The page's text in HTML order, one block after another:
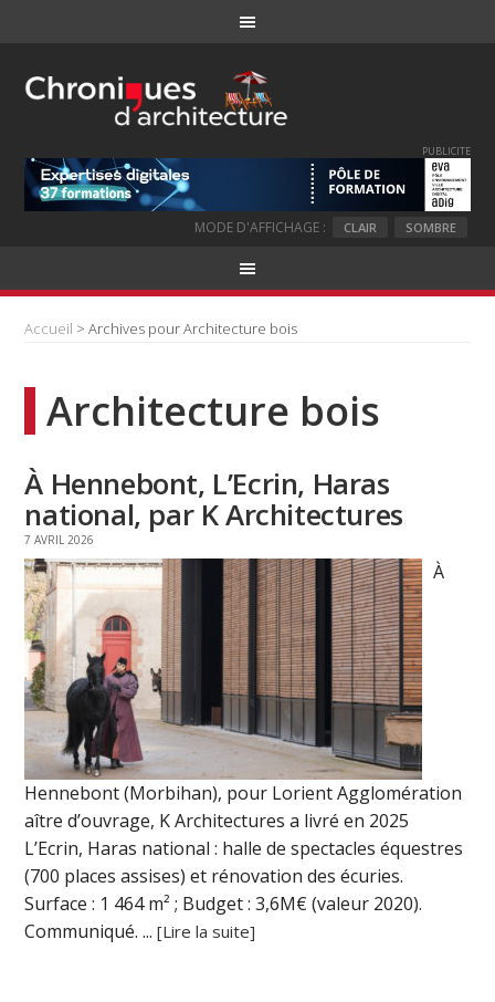
PUBLICITE
MODE D'AFFICHAGE : CLAIR SOMBRE
Accueil > Archives pour Architecture bois
Architecture bois
À Hennebont, L’Ecrin, Haras
national, par K Architectures
7 AVRIL 2026
À
Hennebont (Morbihan), pour Lorient Agglomération
aître d’ouvrage, K Architectures a livré en 2025
L’Ecrin, Haras national : halle de spectacles équestres
(700 places assises) et rénovation des écuries.
Surface : 1 464 m² ; Budget : 3,6M€ (valeur 2020).
Communiqué. ...[Lire la suite]